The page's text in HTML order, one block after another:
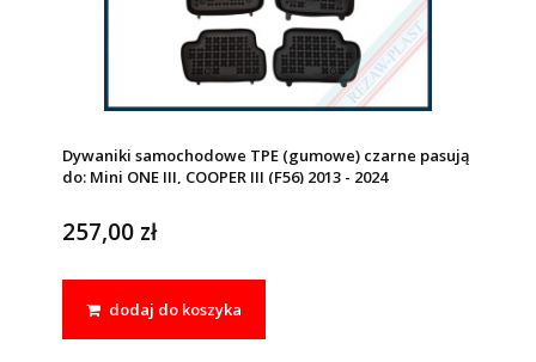
Dywaniki samochodowe TPE (gumowe) czarne pasują
do: Mini ONE III, COOPER III (F56) 2013 - 2024
257,00 zł
dodaj do koszyka